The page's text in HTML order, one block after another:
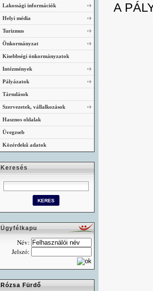
A
Lakossági információk
Helyi média
Turizmus
Önkormányzat
Kisebbségi önkormányzatok
Intézmények
Pályázatok
Társulások
Szervezetek, vállalkozások
Hasznos oldalak
Üvegzseb
Közérdekű adatok
Keresés
Ügyfélkapu
Név:
Jelszó:
Rózsa Fürdő